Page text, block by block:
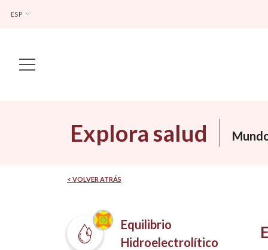
ESP
Main Navigation
Explora salud
< VOLVER ATRÁS
Equilibrio
Hidroelectrolítico